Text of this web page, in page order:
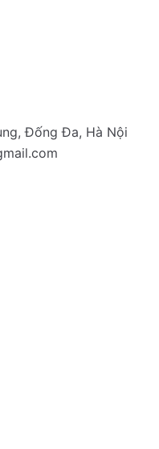
Đống Đa, Hà Nội